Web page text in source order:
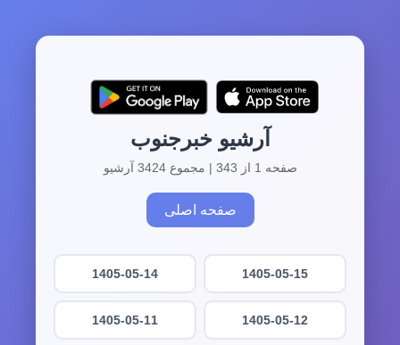
آرشیو خبرجنوب
صفحه 1 از 343 | مجموع 3424 آرشیو
صفحه اصلی
1405-05-15
1405-05-14
1405-05-12
1405-05-11